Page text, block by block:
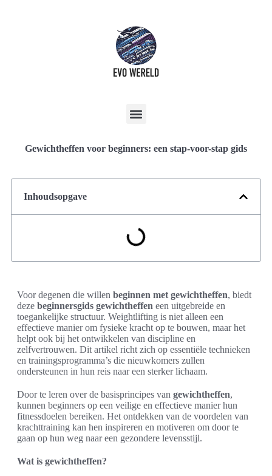
Gewichtheffen voor beginners: een stap-voor-stap gids
Inhoudsopgave
Voor degenen die willen beginnen met gewichtheffen, biedt
deze beginnersgids gewichtheffen een uitgebreide en
toegankelijke structuur. Weightlifting is niet alleen een
effectieve manier om fysieke kracht op te bouwen, maar het
helpt ook bij het ontwikkelen van discipline en
zelfvertrouwen. Dit artikel richt zich op essentiële technieken
en trainingsprogramma’s die nieuwkomers zullen
ondersteunen in hun reis naar een sterker lichaam.
Door te leren over de basisprincipes van gewichtheffen,
kunnen beginners op een veilige en effectieve manier hun
fitnessdoelen bereiken. Het ontdekken van de voordelen van
krachttraining kan hen inspireren en motiveren om door te
gaan op hun weg naar een gezondere levensstijl.
Wat is gewichtheffen?